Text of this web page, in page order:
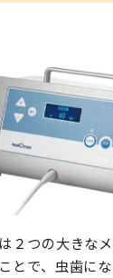
２つの大きな
とで、虫歯に